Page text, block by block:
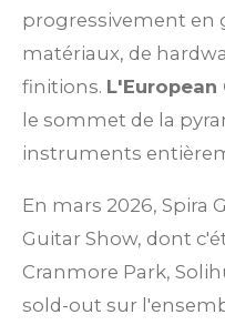
progressivement en
matériaux, de
finitions. L'European
le sommet de la
instruments
En mars 2026, Spira
Guitar Show, dont
Cranmore Park,
sold-out sur